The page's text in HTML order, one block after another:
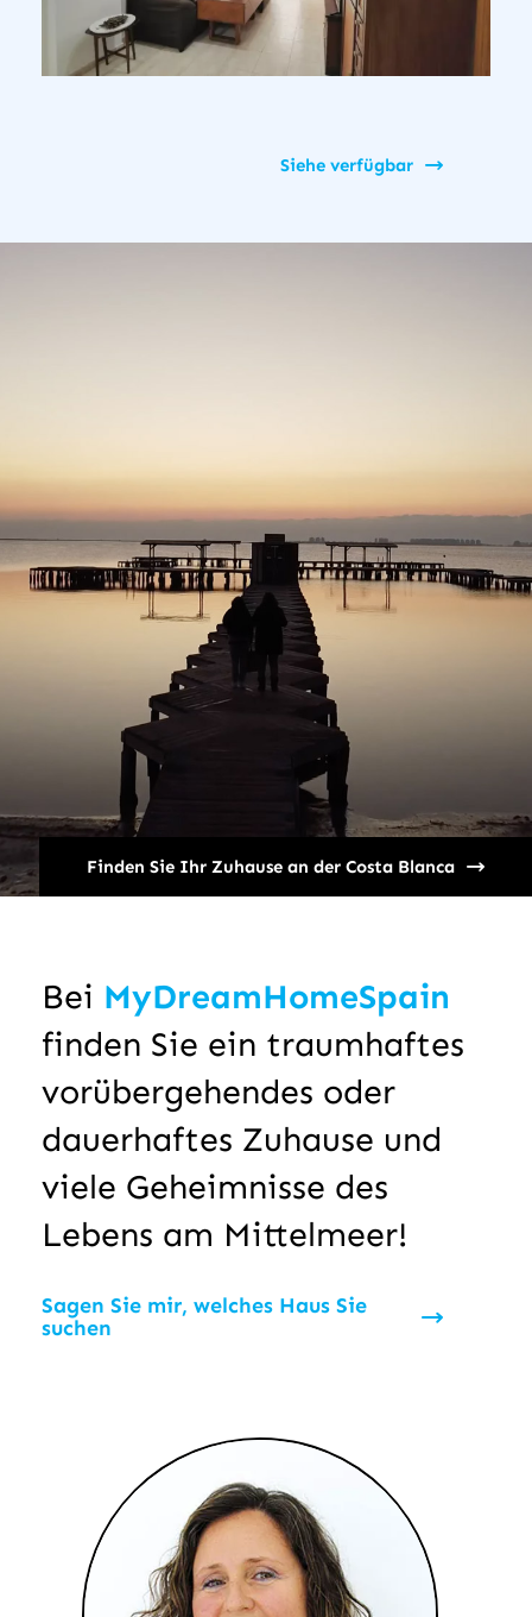
Siehe verfügbar
Finden Sie Ihr Zuhause an der Costa Blanca
Bei MyDreamHomeSpain
finden Sie ein traumhaftes
vorübergehendes oder
dauerhaftes Zuhause und
viele Geheimnisse des
Lebens am Mittelmeer!
Sagen Sie mir, welches Haus Sie
suchen